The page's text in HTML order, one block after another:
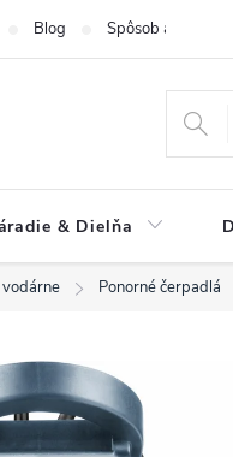
Blog Spôsob a cena
& Dielňa
Ponorné čerpadlá